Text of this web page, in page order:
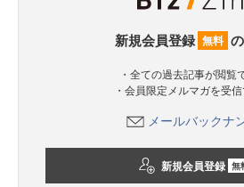
新規会員登録 無料
・全ての過去記事が閲覧
・会員限定メルマガを受
メールバックナ
新規会員登録 無